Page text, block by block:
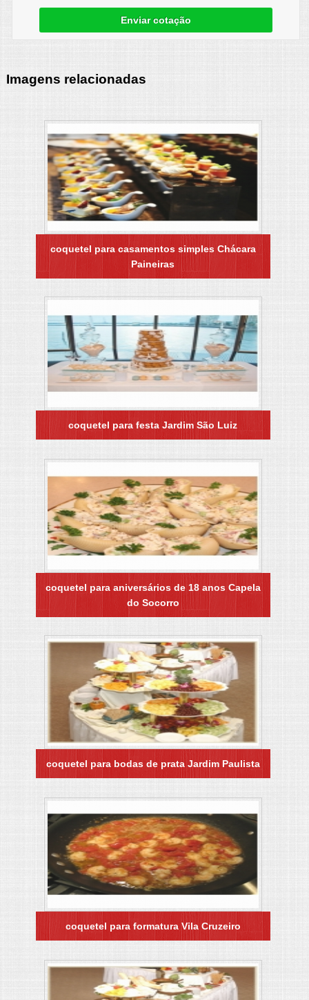
Enviar cotação
Imagens relacionadas
coquetel para casamentos simples Chácara
Paineiras
coquetel para festa Jardim São Luiz
coquetel para aniversários de 18 anos Capela
do Socorro
coquetel para bodas de prata Jardim Paulista
coquetel para formatura Vila Cruzeiro